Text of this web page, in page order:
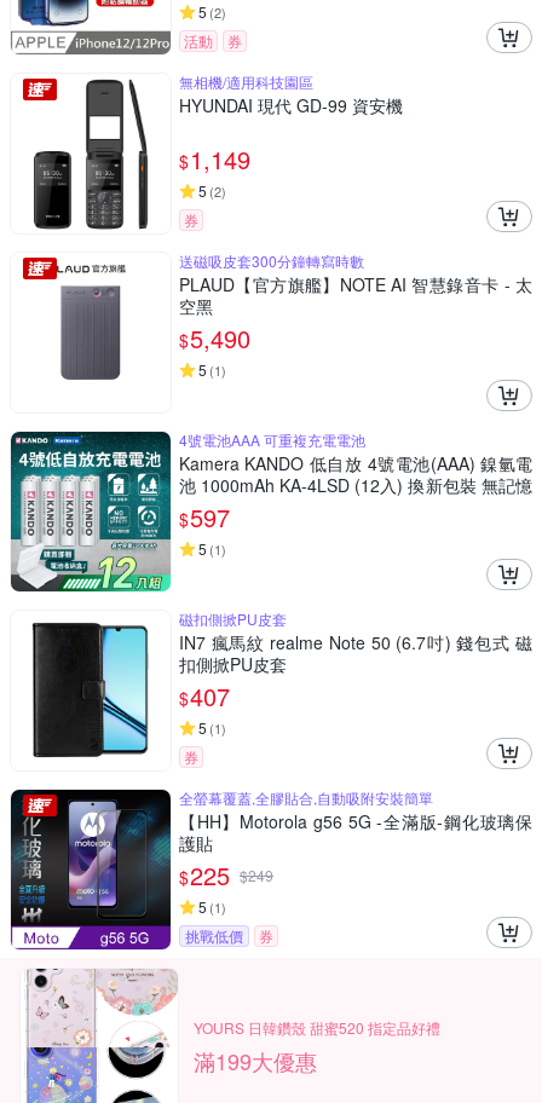
5 (2)
活動
券
無相機/適用科技園區
HYUNDAI 現代 GD-99 資安機
$1,149
5 (2)
券
送磁吸皮套300分鐘轉寫時數
PLAUD【官方旗艦】NOTE AI 智慧錄音卡 - 太
空黑
$5,490
5 (1)
4號電池AAA 可重複充電電池
Kamera KANDO 低自放 4號電池(AAA) 鎳氫電
池 1000mAh KA-4LSD (12入) 換新包裝 無記憶
效應 可重複充電電池 快速充電電池 環保充電電
池4號 長壽命充電電池AAA
$597
5 (1)
磁扣側掀PU皮套
IN7 瘋馬紋 realme Note 50 (6.7吋) 錢包式 磁
扣側掀PU皮套
$407
5 (1)
券
全螢幕覆蓋,全膠貼合,自動吸附安裝簡單
【HH】Motorola g56 5G -全滿版-鋼化玻璃保
護貼
$225 $249
5 (1)
挑戰低價 券
YOURS 日韓鑽殼 甜蜜520 指定品好禮
滿199大優惠